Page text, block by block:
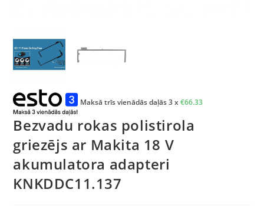
Maksā trīs vienādās daļās 3 x€66.33
Bezvadu rokas polistirola
griezējs ar Makita 18 V
akumulatora adapteri
KNKDDC11.137